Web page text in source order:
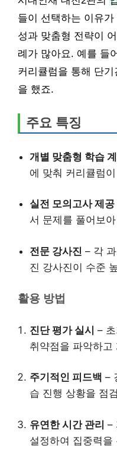
들이 선택하는 이유
성과 맞춤형 전략이
례가 많아요. 예를 들
커리큘럼을 통해 단
을 했죠.
주요 특징
개별 맞춤형 학습
에 맞춰 커리큘럼
실전 모의고사 제공
서 문제를 풀어보
전문 강사진 – 각
진 강사진이 수준
활용 방법
진단 평가 실시 –
취약점을 파악하고
주기적인 피드백 –
습 진행 상황을 점
유연한 시간 관리 –
설정하여 집중력을